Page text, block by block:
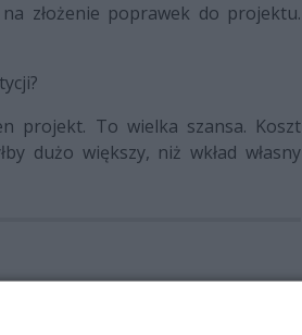
złożenie poprawek do projektu.
projekt. To wielka szansa. Koszt
dużo większy, niż wkład własny